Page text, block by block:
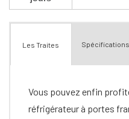
Les Traites Spécifications
Vous pouvez enfin
réfrigérateur à portes